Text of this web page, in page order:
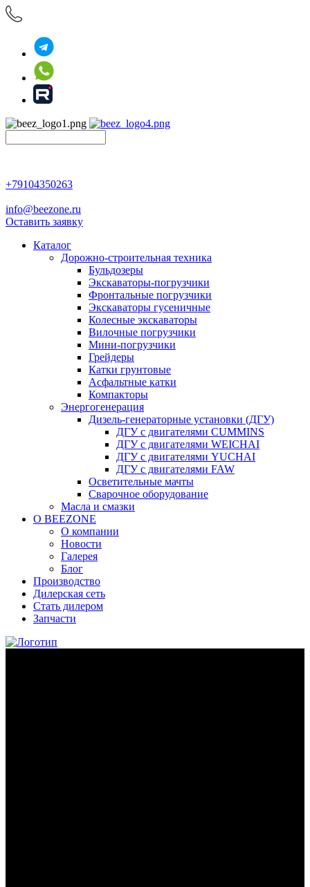
+79104350263
info@beezone.ru
Оставить заявку
Каталог
Дорожно-строительная техника
Бульдозеры
Экскаваторы-погрузчики
Фронтальные погрузчики
Экскаваторы гусеничные
Колесные экскаваторы
Вилочные погрузчики
Мини-погрузчики
Грейдеры
Катки грунтовые
Асфальтные катки
Компакторы
Энергогенерация
Дизель-генераторные установки (ДГУ)
ДГУ с двигателями CUMMINS
ДГУ с двигателями WEICHAI
ДГУ с двигателями YUCHAI
ДГУ с двигателями FAW
Осветительные мачты
Сварочное оборудование
Масла и смазки
О BEEZONE
О компании
Новости
Галерея
Блог
Производство
Дилерская сеть
Стать дилером
Запчасти